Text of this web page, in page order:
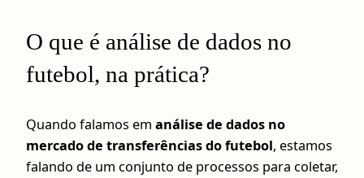
O que é análise de dados no
futebol, na prática?
Quando falamos em análise de dados no
mercado de transferências do futebol, estamos
falando de um conjunto de processos para coletar,